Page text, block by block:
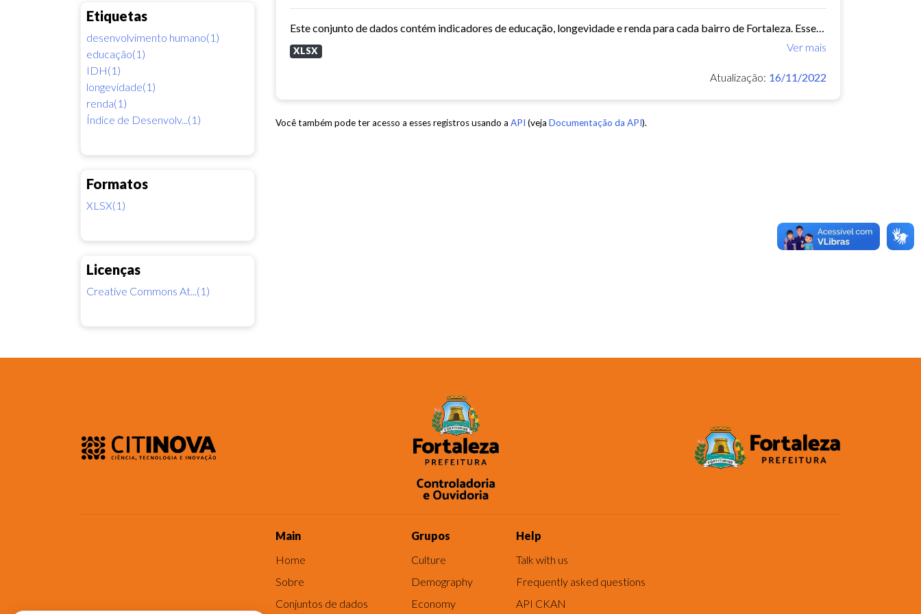
Etiquetas
desenvolvimento humano(1)
educação(1)
IDH(1)
longevidade(1)
renda(1)
Índice de Desenvolv...(1)
Formatos
XLSX(1)
Licenças
Creative Commons At...(1)
Este conjunto de dados contém indicadores de educação, longevidade e renda para cada bairro de Fortaleza. Esses três indicadores juntos formam o Indice de Desenvolvimento Humano...
Ver mais
XLSX
Atualização: 16/11/2022
Você também pode ter acesso a esses registros usando a API (veja Documentação da API).
Main
Home
Sobre
Conjuntos de dados
Grupos
Culture
Demography
Economy
Help
Talk with us
Frequently asked questions
API CKAN